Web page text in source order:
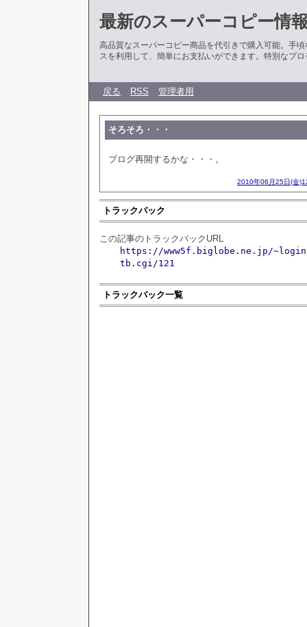
最新のスーパーコピー情
高品質なスーパーコピー商品を代引きで購入可能。手
スを利用して、簡単にお支払いができます。特別なプ
戻る RSS 管理者用
そろそろ・・・
ブログ再開するかな・・・。
2010年06月25日(金
トラックバック
この記事のトラックバックURL
https://www5f.biglobe.ne.jp/
tb.cgi/121
トラックバック一覧